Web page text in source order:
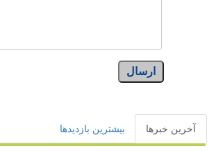
ارسال
آخرین خبرها بیشترین بازدیدها